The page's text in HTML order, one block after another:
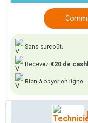
Sans surcoût.
Recevez €20 de
Rien à payer en ligne.